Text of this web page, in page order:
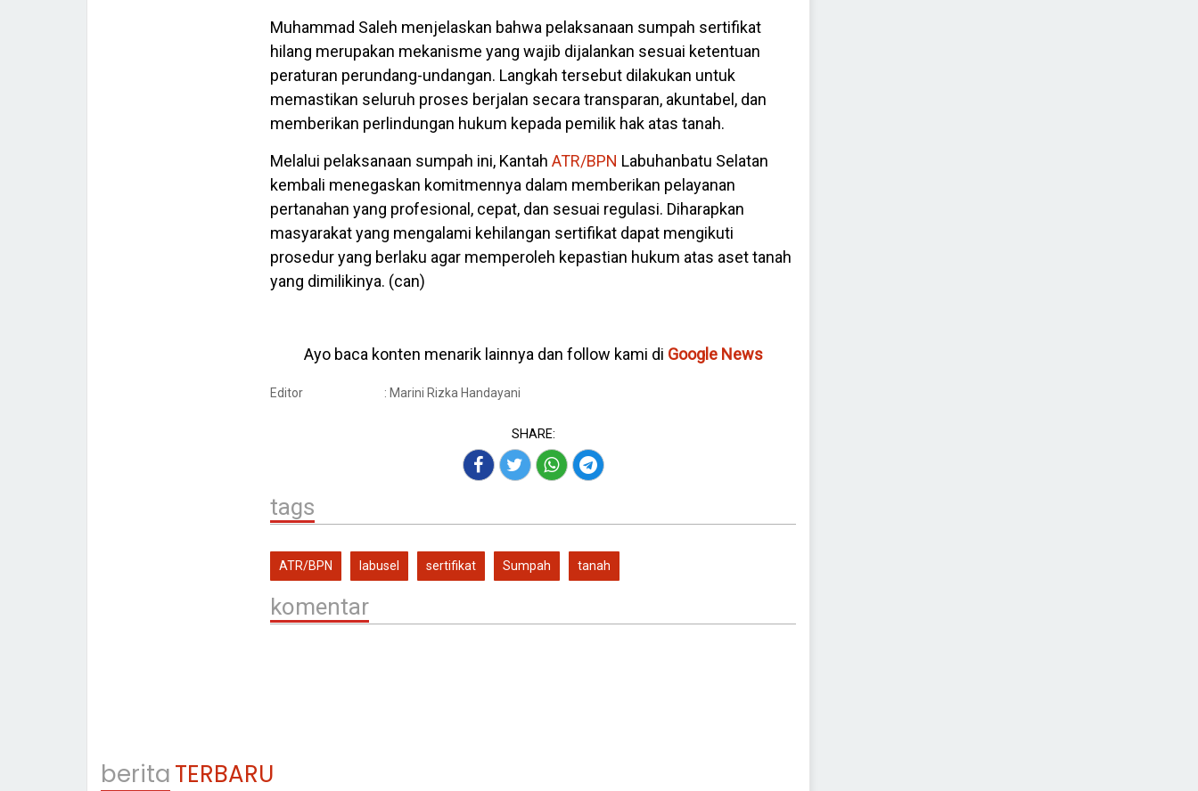
Muhammad Saleh menjelaskan bahwa pelaksanaan sumpah sertifikat
hilang merupakan mekanisme yang wajib dijalankan sesuai ketentuan
peraturan perundang-undangan. Langkah tersebut dilakukan untuk
memastikan seluruh proses berjalan secara transparan, akuntabel, dan
memberikan perlindungan hukum kepada pemilik hak atas tanah.
Melalui pelaksanaan sumpah ini, Kantah ATR/BPN Labuhanbatu Selatan
kembali menegaskan komitmennya dalam memberikan pelayanan
pertanahan yang profesional, cepat, dan sesuai regulasi. Diharapkan
masyarakat yang mengalami kehilangan sertifikat dapat mengikuti
prosedur yang berlaku agar memperoleh kepastian hukum atas aset tanah
yang dimilikinya. (can)
Ayo baca konten menarik lainnya dan follow kami di Google News
Editor : Marini Rizka Handayani
SHARE:
tags
ATR/BPN labusel sertifikat Sumpah tanah
komentar
beritaTERBARU